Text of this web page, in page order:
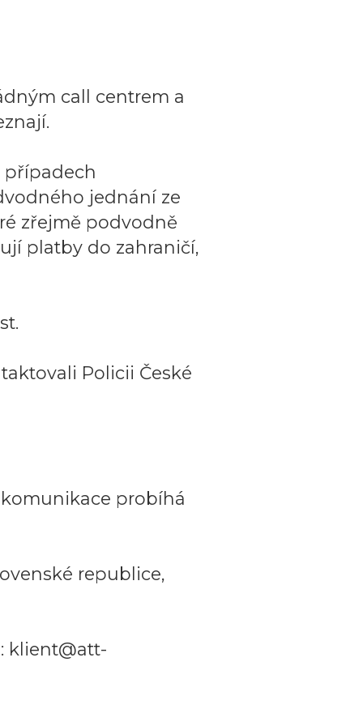
call centrem a
případech
jednání ze
zřejmě podvodně
platby do zahraničí,
Policii České
probíhá
republice,
klient@att-